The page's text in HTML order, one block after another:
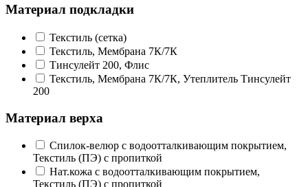
Материал подкладки
Текстиль (сетка)
Текстиль, Мембрана 7К/7К
Тинсулейт 200, Флис
Текстиль, Мембрана 7К/7К, Утеплитель Тинсулейт
200
Материал верха
Спилок-велюр с водоотталкивающим покрытием,
Текстиль (ПЭ) с пропиткой
Нат.кожа с водоотталкивающим покрытием,
Текстиль (ПЭ) с пропиткой